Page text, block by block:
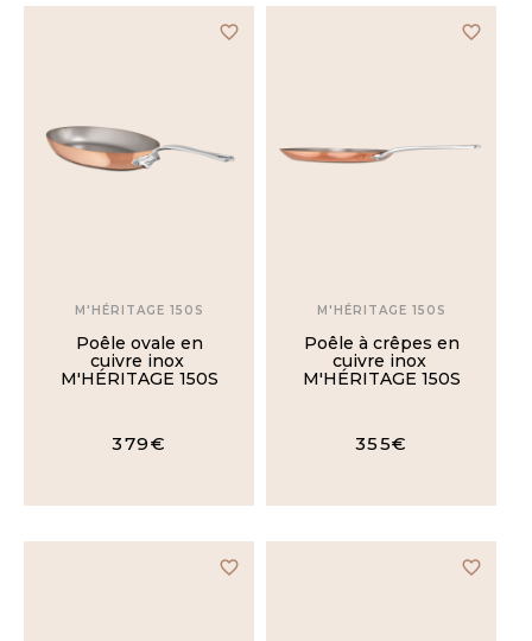
40cm
favorite_border
M'HÉRITAGE 150S
Poêle ovale en
cuivre inox
M'HÉRITAGE 150S
379€
favorite_border
M'HÉRITAGE 150S
Poêle à crêpes en
cuivre inox
M'HÉRITAGE 150S
355€
favorite_border favorite_border